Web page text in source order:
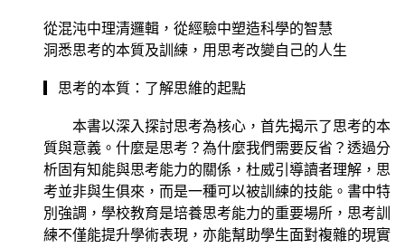
從混沌中理清邏輯，從經驗中塑造科學的智慧
洞悉思考的本質及訓練，用思考改變自己的人生
▎思考的本質：了解思維的起點
本書以深入探討思考為核心，首先揭示了思考的本
質與意義。什麼是思考？為什麼我們需要反省？透過分
析固有知能與思考能力的關係，杜威引導讀者理解，思
考並非與生俱來，而是一種可以被訓練的技能。書中特
別強調，學校教育是培養思考能力的重要場所，思考訓
練不僅能提升學術表現，亦能幫助學生面對複雜的現實